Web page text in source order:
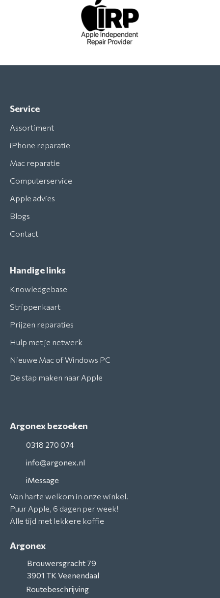
Service
Assortiment
iPhone reparatie
Mac reparatie
Computerservice
Apple advies
Blogs
Contact
Handige links
Knowledgebase
Strippenkaart
Prijzen reparaties
Hulp met je netwerk
Nieuwe Mac of Windows PC
De stap maken naar Apple
Argonex bezoeken
0318 270 074
info@argonex.nl
iMessage
Van harte welkom in onze winkel.
Puur Apple, 6 dagen per week!
Alle tijd met lekkere koffie
Argonex
Brouwersgracht 79
3901 TK Veenendaal
Routebeschrijving